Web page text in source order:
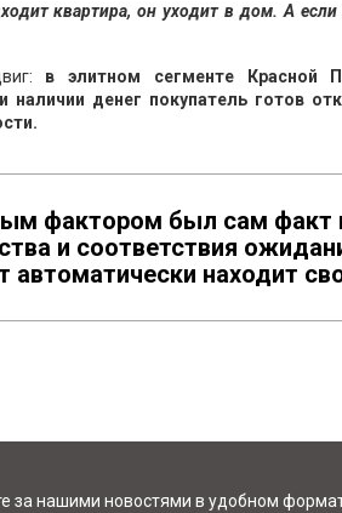
квартира, он уходит в дом. А
в элитном сегменте Красной
денег покупатель готов
фактором был сам факт
и соответствия
находит
за нашими новостями в удобном